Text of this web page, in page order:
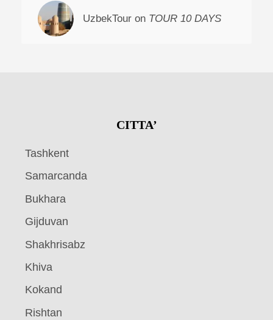
UzbekTour on TOUR 10 DAYS
CITTA’
Tashkent
Samarcanda
Bukhara
Gijduvan
Shakhrisabz
Khiva
Kokand
Rishtan